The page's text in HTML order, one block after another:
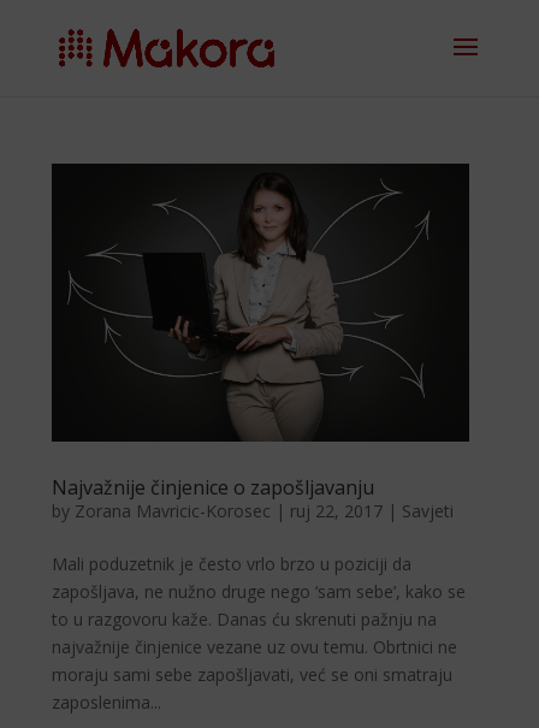
Najvažnije činjenice o zapošljavanju
by Zorana Mavricic-Korosec | ruj 22, 2017 | Savjeti
Mali poduzetnik je često vrlo brzo u poziciji da
zapošljava, ne nužno druge nego ‘sam sebe’, kako se
to u razgovoru kaže. Danas ću skrenuti pažnju na
najvažnije činjenice vezane uz ovu temu. Obrtnici ne
moraju sami sebe zapošljavati, već se oni smatraju
zaposlenima...